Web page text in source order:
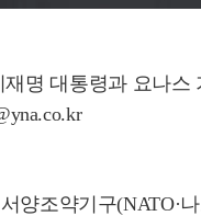
명 대통령과 요나
양조약기구